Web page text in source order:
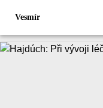
Vesmír